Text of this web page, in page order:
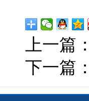
上一篇：
下一篇：